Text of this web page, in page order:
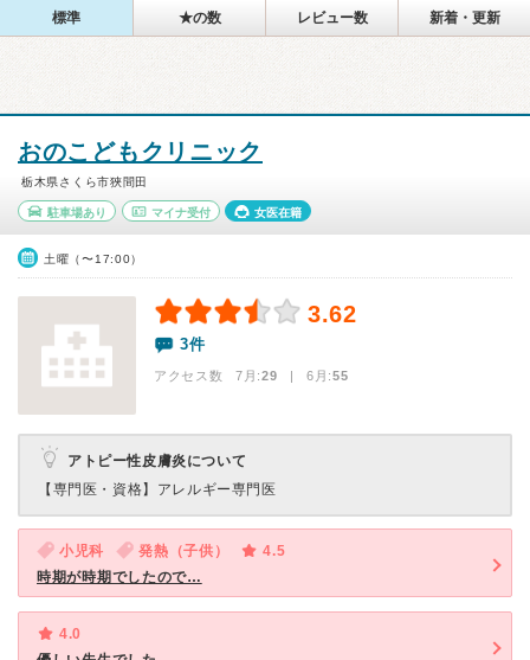
標準 ★の数 レビュー数 新着・更新
おのこどもクリニック
栃木県さくら市狹間田
駐車場あり マイナ受付 女医在籍
土曜（〜17:00）
3.62
3件
アクセス数 7月:29 | 6月:55
アトピー性皮膚炎について
【専門医・資格】 アレルギー専門医
小児科 発熱（子供）
4.5
時期が時期でしたので…
4.0